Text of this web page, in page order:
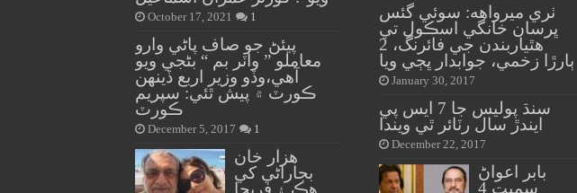
October 17, 2021 1
پيئڻ جو صاف پاڻي وارو
معاملو ” واٽر بم “ بڻجي ويو
آهي،وڏو وزير اربع ڏينهن
ڪورٽ ۾ پيش ٿئي: سپريم
ڪورٽ
December 5, 2017 1
هزار خان
بجاراڻي کي
هڪ ۽ فريحا
ٺري ميرواهه: سوئي گئس
ڀرسان خانگي اسڪول تي
هٿياربندن جي فائرنگ، 2
ٻارڙا زخمي، جوابدار ڀڄي ويا
January 30, 2017
سنڌ پوليس جا 7 ايس پي
ايندڙ سال رٽائر ٿي ويندا
December 22, 2017
بابر اعواڻ
سميت 4